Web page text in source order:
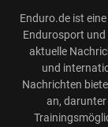
Enduro.de ist
Endurosport
aktuelle
und
Nachrichten
an, darunter